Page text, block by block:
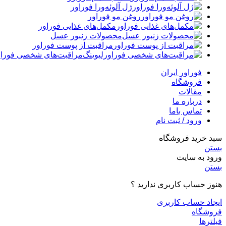
ژل آلوئه‌ورا فوراور
روغن مو فوراور
مکمل‌های غذایی فوراور
محصولات زنبور عسل
مراقبت از پوست فوراور
مراقبت‌های شخصی
فوراور ایران
فروشگاه
مقالات
درباره ما
تماس باما
ورود / ثبت نام
سبد خرید فروشگاه
بستن
ورود به سایت
بستن
هنوز حساب کاربری ندارید ؟
ایجاد حساب کاربری
فروشگاه
فیلترها